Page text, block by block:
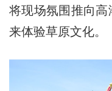
将现场氛围推向
来体验草原文化。